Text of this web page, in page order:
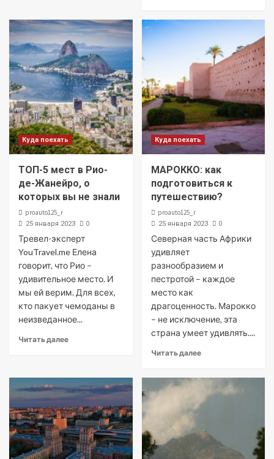
Куда поехать
ТОП-5 мест в Рио-
де-Жанейро, о
которых вы не знали
proauto125_r
25 января 2023 0
Тревел-эксперт
YouTravel.me Елена
говорит, что Рио –
удивительное место. И
мы ей верим. Для всех,
кто пакует чемоданы в
неизведанное...
Читать далее
Куда поехать
МАРОККО: как
подготовиться к
путешествию?
proauto125_r
25 января 2023 0
Северная часть Африки
удивляет
разнообразием и
пестротой – каждое
место как
драгоценность. Марокко
– не исключение, эта
страна умеет удивлять....
Читать далее